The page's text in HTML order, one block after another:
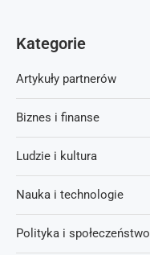
Kategorie
Artykuły partnerów
Biznes i finanse
Ludzie i kultura
Nauka i technologie
Polityka i społeczeństwo